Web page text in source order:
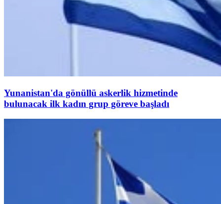
Yunanistan'da gönüllü askerlik hizmetinde
bulunacak ilk kadın grup göreve başladı